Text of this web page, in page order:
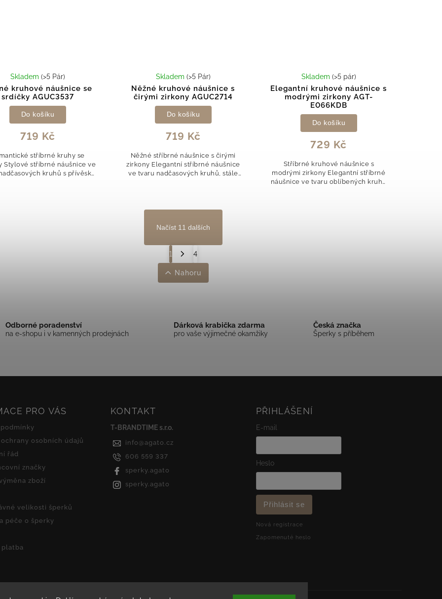
kruhové náušnice se
srdíčky AGUC3537
Skladem (>5 Pár)
719 Kč
Do košíku
stříbrné kruhy se
Stylové stříbrné náušnice ve
kruhů s přívěsky
Něžné kruhové náušnice s
čirými zirkony AGUC2714
Skladem (>5 Pár)
719 Kč
Do košíku
Něžné stříbrné náušnice s čirými
zirkony Elegantní stříbrné náušnice
ve tvaru nadčasových kruhů, stále
Elegantní kruhové náušnice s
modrými zirkony AGT-
E066KDB
Skladem (>5 pár)
729 Kč
Do košíku
Stříbrné kruhové náušnice s
modrými zirkony Elegantní stříbrné
náušnice ve tvaru oblíbených kruhů
Načíst 11 dalších
1 4
Nahoru
Odborné poradenství
na e-shopu i v kamenných prodejnách
Dárková krabička zdarma
pro vaše výjimečné okamžiky
Česká značka
Šperky s příběhem
PRO VÁS
osobních údajů
řád
značky
zboží
velikosti šperků
péče o šperky
platba
KONTAKT
T-BRANDTIME s.r.o.
info @agato.cz
606 559 337
sperky.agato
sperky.agato
PŘIHLÁŠENÍ
E-mail
Heslo
Přihlásit se
Nová registrace
Zapomenuté heslo